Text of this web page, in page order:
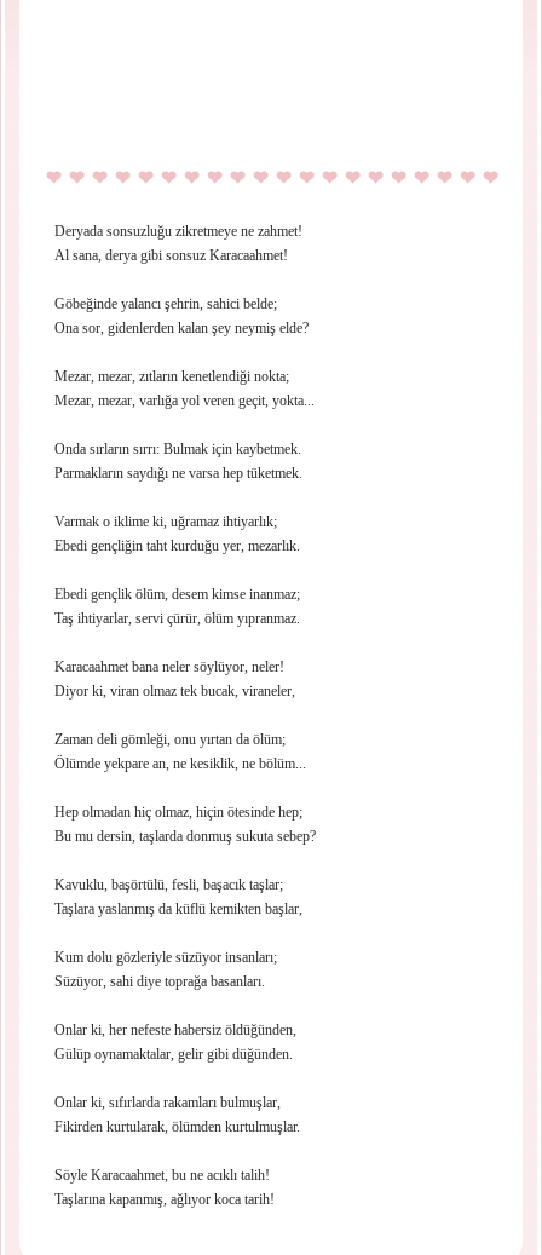
Deryada sonsuzluğu zikretmeye ne zahmet!
Al sana, derya gibi sonsuz Karacaahmet!
Göbeğinde yalancı şehrin, sahici belde;
Ona sor, gidenlerden kalan şey neymiş elde?
Mezar, mezar, zıtların kenetlendiği nokta;
Mezar, mezar, varlığa yol veren geçit, yokta...
Onda sırların sırrı: Bulmak için kaybetmek.
Parmakların saydığı ne varsa hep tüketmek.
Varmak o iklime ki, uğramaz ihtiyarlık;
Ebedi gençliğin taht kurduğu yer, mezarlık.
Ebedi gençlik ölüm, desem kimse inanmaz;
Taş ihtiyarlar, servi çürür, ölüm yıpranmaz.
Karacaahmet bana neler söylüyor, neler!
Diyor ki, viran olmaz tek bucak, viraneler,
Zaman deli gömleği, onu yırtan da ölüm;
Ölümde yekpare an, ne kesiklik, ne bölüm...
Hep olmadan hiç olmaz, hiçin ötesinde hep;
Bu mu dersin, taşlarda donmuş sukuta sebep?
Kavuklu, başörtülü, fesli, başacık taşlar;
Taşlara yaslanmış da küflü kemikten başlar,
Kum dolu gözleriyle süzüyor insanları;
Süzüyor, sahi diye toprağa basanları.
Onlar ki, her nefeste habersiz öldüğünden,
Gülüp oynamaktalar, gelir gibi düğünden.
Onlar ki, sıfırlarda rakamları bulmuşlar,
Fikirden kurtularak, ölümden kurtulmuşlar.
Söyle Karacaahmet, bu ne acıklı talih!
Taşlarına kapanmış, ağlıyor koca tarih!